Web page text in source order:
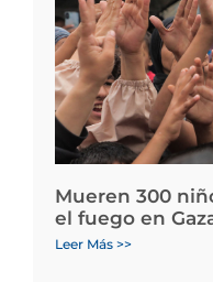
Mueren 300
el fuego en
Leer Más >>